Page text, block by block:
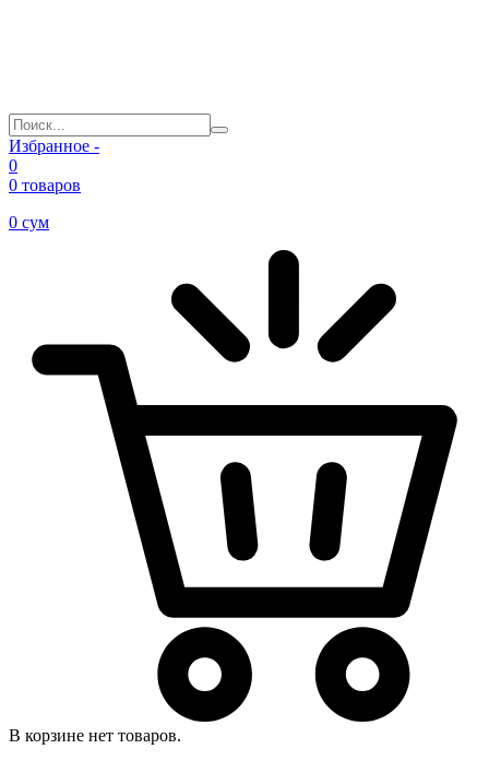
Избранное -
0
0 товаров
0 сум
В корзине нет товаров.